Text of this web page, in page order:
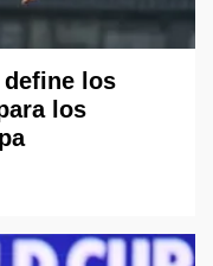
los
los